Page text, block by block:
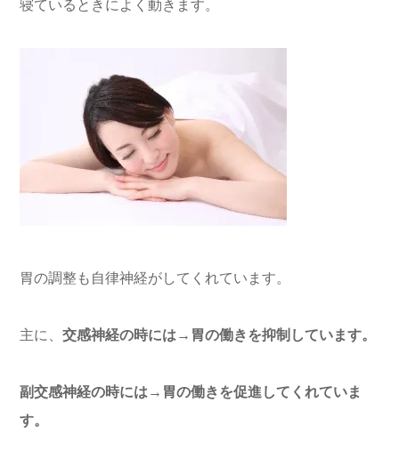
寝ているときによく動きます。
胃の調整も自律神経がしてくれています。
主に、 交感神経の時には→胃の働きを抑制しています。
副交感神経の時には→胃の働きを促進してくれていま
す。